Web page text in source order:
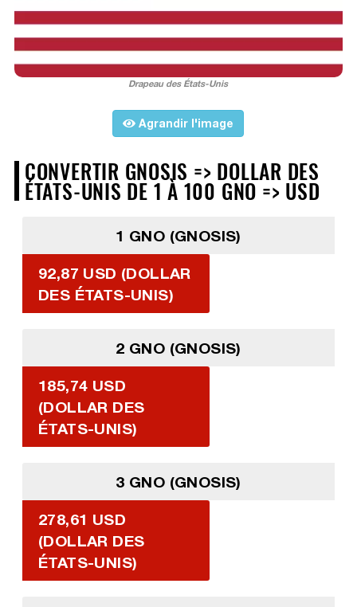
Drapeau des États-Unis
Agrandir l'image
CONVERTIR GNOSIS => DOLLAR DES
ÉTATS-UNIS DE 1 À 100 GNO => USD
1 GNO (GNOSIS)
92,87 USD (DOLLAR
DES ÉTATS-UNIS)
2 GNO (GNOSIS)
185,74 USD
(DOLLAR DES
ÉTATS-UNIS)
3 GNO (GNOSIS)
278,61 USD
(DOLLAR DES
ÉTATS-UNIS)